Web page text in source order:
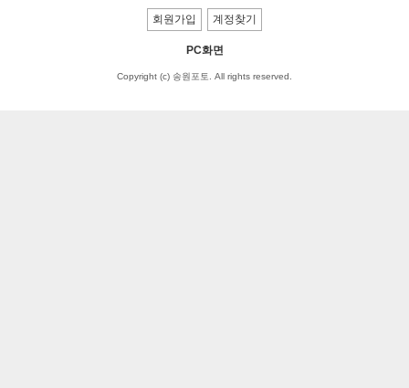
회원가입 계정찾기
PC화면
Copyright (c) 송원포토. All rights reserved.